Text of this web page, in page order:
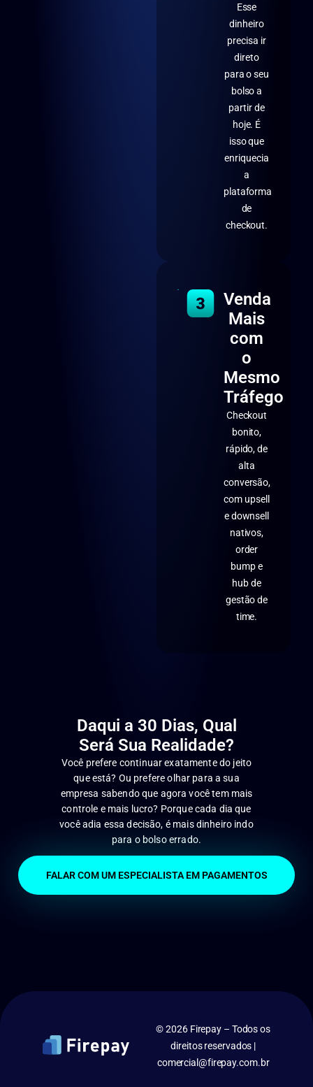
Esse
dinheiro
precisa ir
direto
para o seu
bolso a
partir de
hoje. É
isso que
enriquecia
a
plataforma
de
checkout.
Venda
Mais
com
o
Mesmo
Tráfego
Checkout
bonito,
rápido, de
alta
conversão,
com upsell
e downsell
nativos,
order
bump e
hub de
gestão de
time.
Daqui a 30 Dias, Qual
Será Sua Realidade?
Você prefere continuar exatamente do jeito
que está? Ou prefere olhar para a sua
empresa sabendo que agora você tem mais
controle e mais lucro? Porque cada dia que
você adia essa decisão, é mais dinheiro indo
para o bolso errado.
FALAR COM UM ESPECIALISTA EM PAGAMENTOS
© 2026 Firepay – Todos os
direitos reservados |
comercial@firepay.com.br